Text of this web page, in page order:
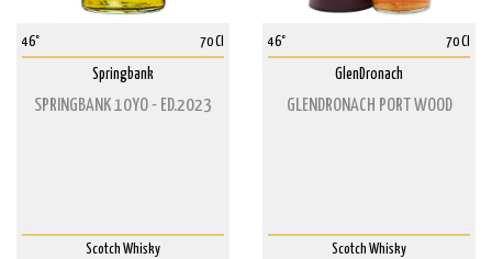
46° 70 Cl
Springbank
SPRINGBANK 10YO - ED.2023
Scotch Whisky
46° 70 Cl
GlenDronach
GLENDRONACH PORT WOOD
Scotch Whisky